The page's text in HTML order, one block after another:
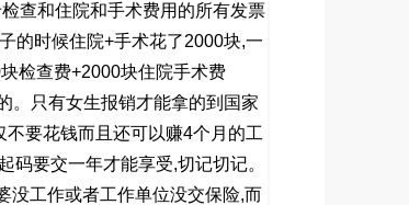
查和住院和手术费用的所有发票
的时候住院+手术花了2000块,一
块检查费+2000块住院手术费
。只有女生报销才能拿的到国家
不要花钱而且还可以赚4个月的工
码要交一年才能享受,切记切记。
没工作或者工作单位没交保险,而